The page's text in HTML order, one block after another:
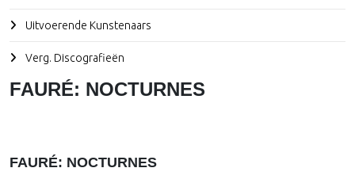
Uitvoerende Kunstenaars
Verg. Discografieën
FAURÉ: NOCTURNES
FAURÉ: NOCTURNES